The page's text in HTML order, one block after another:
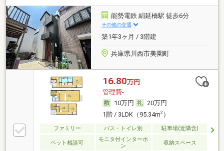
能勢電鉄 絹延橋駅 徒歩6分
その他の交通
築1年3ヶ月 / 3階建
兵庫県川西市美園町
16.80万円
管理費-
10万円
20万円
1階 / 3LDK（95.34m2）
ファミリー バス・トイレ別 駐車場(近隣含)
ペット相談可
モニタ付インターホ
ン
収納スペース